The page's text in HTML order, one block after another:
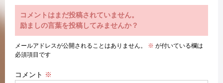
コメントはまだ投稿されていません。
励ましの言葉を投稿してみませんか？
メールアドレスが公開されることはありません。 ※ が付いている欄は
必須項目です
コメント ※